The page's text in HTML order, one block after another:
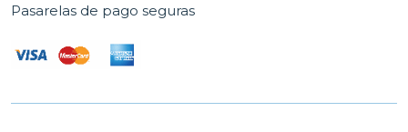
Pasarelas de pago seguras